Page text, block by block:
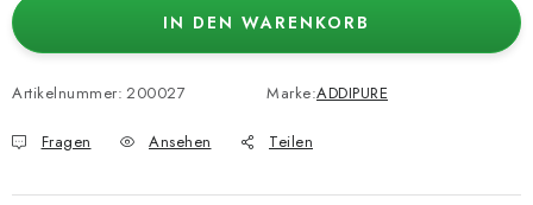
IN DEN WARENKORB
Artikelnummer: 200027 Marke:ADDIPURE
Fragen Ansehen Teilen